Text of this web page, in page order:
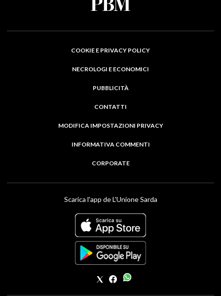
COOKIE E PRIVACY POLICY
NECROLOGI E ECONOMICI
PUBBLICITÀ
CONTATTI
MODIFICA IMPOSTAZIONI PRIVACY
INFORMATIVA COMMENTI
CORPORATE
Scarica l'app de L'Unione Sarda